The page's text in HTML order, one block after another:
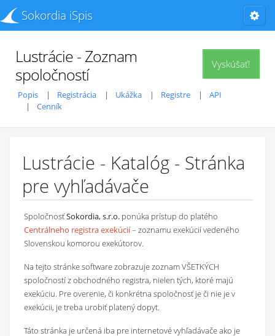
Sokordia iSpis
Vyskúšať!
Lustrácie - Zoznam
spoločností
Popis Registrácia Ukážka Registre
API
Cenník
Lustrácie - Katalóg - Stránka
pre vyhľadávače
SpoločnosťSokordia, s.r.o. ponúka prístup do platého
Centrálneho registra exekúcií– zoznamu exekúcií vedeného
Slovenskou komorou exekútorov.
Na tejto stránke software zobrazuje zoznam VŠETKÝCH
spoločností z obchodného registra, nielen tých, ktoré majú
exekúciu. Pre overenie, či konkrétna spoločnosť je či nie je v
exekúcii, je treba urobiť platený dopyt.
Táto stránka je určená iba pre internetové vyhľadávače ako je